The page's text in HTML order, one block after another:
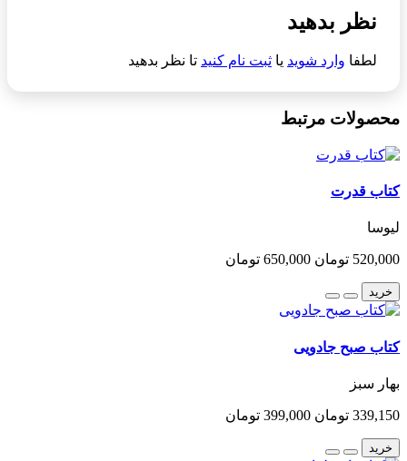
نظر بدهید
لطفا وارد شوید یا ثبت نام کنید تا نظر بدهید
محصولات مرتبط
کتاب قدرت
لیوسا
520,000 تومان 650,000 تومان
خرید
کتاب صبح جادویی
بهار سبز
339,150 تومان 399,000 تومان
خرید